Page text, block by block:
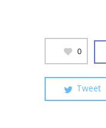
0
Tweet